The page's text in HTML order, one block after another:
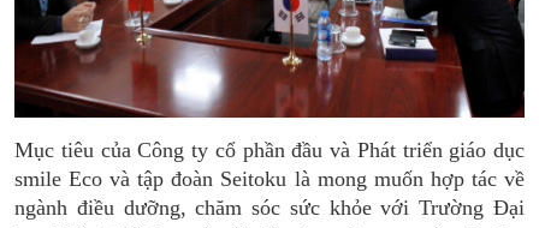
Mục tiêu của Công ty cổ phần đầu và Phát triển giáo dục
smile Eco và tập đoàn Seitoku là mong muốn hợp tác về
ngành điều dưỡng, chăm sóc sức khỏe với Trường Đại